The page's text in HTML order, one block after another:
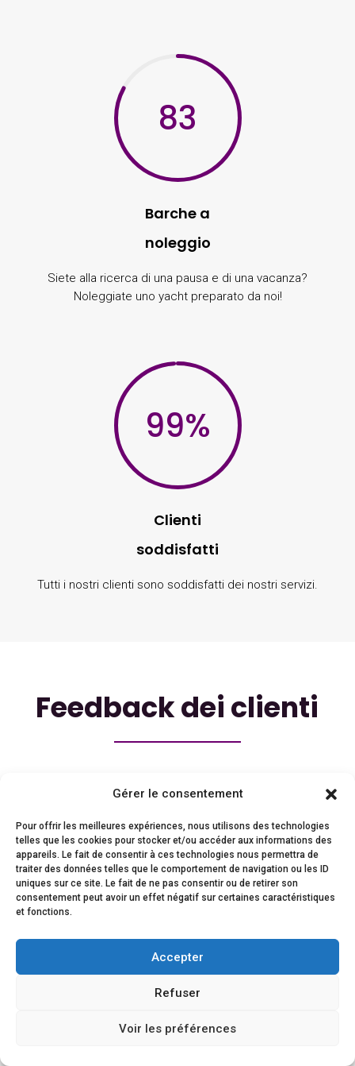
Gérer le consentement
Pour offrir les meilleures expériences, nous utilisons des technologies
telles que les cookies pour stocker et/ou accéder aux informations des
appareils. Le fait de consentir à ces technologies nous permettra de
traiter des données telles que le comportement de navigation ou les ID
uniques sur ce site. Le fait de ne pas consentir ou de retirer son
consentement peut avoir un effet négatif sur certaines caractéristiques
et fonctions.
Accepter
Refuser
Voir les préférences
83
Barche a
noleggio
Siete alla ricerca di una pausa e di una vacanza?
Noleggiate uno yacht preparato da noi!
99%
Clienti
soddisfatti
Tutti i nostri clienti sono soddisfatti dei nostri servizi.
Feedback dei clienti
loro fedeltà e dalla rinnovata fiducia nei nostri
confronti.